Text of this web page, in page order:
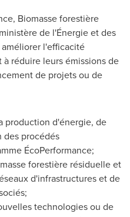
Biomasse forestière
de l'Énergie et des
l'efficacité
réduire leurs émissions de
de projets ou de
production d'énergie, de
des procédés
ÉcoPerformance;
forestière résiduelle et
d'infrastructures et de
technologies ou de